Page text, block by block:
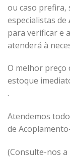
ou caso prefira,
especialistas de
para verificar e
atenderá à
O melhor preço
estoque
.
Atendemos
de
(Consulte-nos